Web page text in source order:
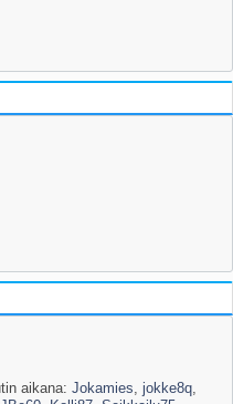
aikana: Jokamies jokke8q,